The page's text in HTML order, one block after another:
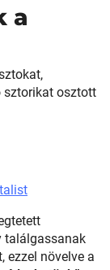
a
sztorikat osztott
találgassanak
ezzel növelve a